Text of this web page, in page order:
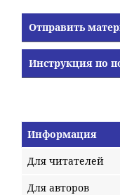
Отправить
Инструкция по
Информация
Для читателей
Для авторов